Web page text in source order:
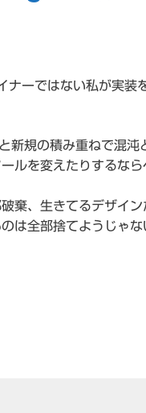
ーではない私が実装
規の積み重ねで混沌
ルを変えたりするな
棄、生きてるデザイン
は全部捨てようじゃな